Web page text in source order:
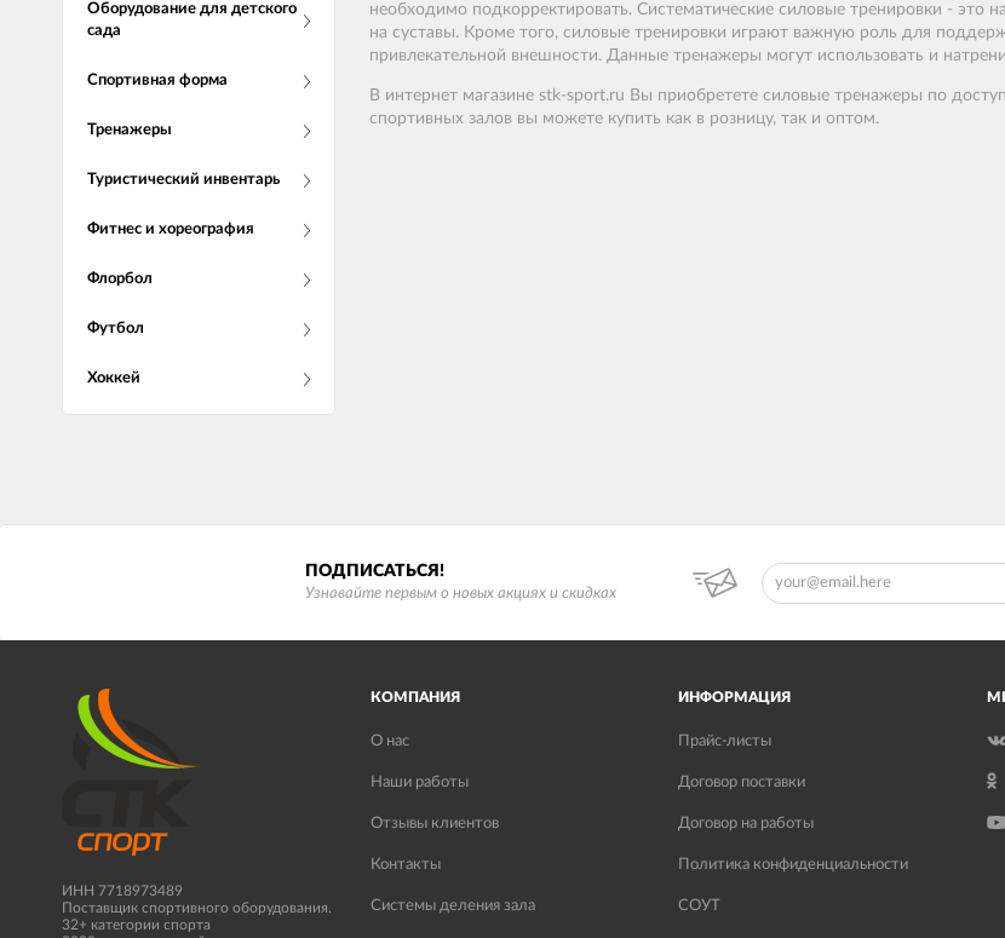
Оборудование для детского
сада
Спортивная форма
Тренажеры
Туристический инвентарь
Фитнес и хореография
Флорбол
Футбол
Хоккей
необходимо подкорректировать. Систематические силовые тренировки -
на суставы. Кроме того, силовые тренировки играют важную роль для
привлекательной внешности. Данные тренажеры могут использовать и
В интернет магазине stk-sport.ru Вы приобретете силовые тренажеры по
спортивных залов вы можете купить как в розницу, так и оптом.
ПОДПИСАТЬСЯ!
Узнавайте первым о новых акциях и скидках
ИНН 7718973489
Поставщик спортивного оборудования.
32+ категории спорта
КОМПАНИЯ
О нас
Наши работы
Отзывы клиентов
Контакты
Системы деления зала
ИНФОРМАЦИЯ
Прайс-листы
Договор поставки
Договор на работы
Политика конфиденциальности
СОУТ